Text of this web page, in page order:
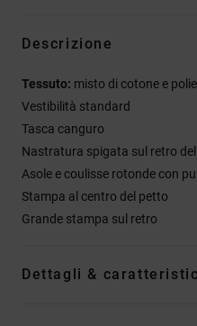
Descrizione
Tessuto: misto di cotone e
Vestibilità standard
Tasca canguro
Nastratura spigata sul retro
Asole e coulisse rotonde con
Stampa al centro del petto
Grande stampa sul retro
Dettagli &